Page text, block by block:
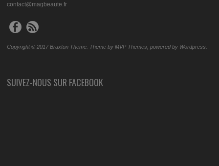
contact@magbeaute.fr
Copyright © 2017 Braxton Theme. Theme by MVP Themes, powered by Wordpress.
SUIVEZ-NOUS SUR FACEBOOK